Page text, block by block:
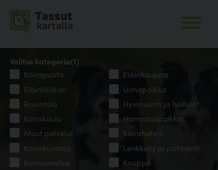
Valitse kategoria(t)
Koirapuisto
Eläinkauppa
Eläinlääkäri
Uimapaikka
Ravintola
Hyvinvointi ja hoitolat
Koirakoulu
Harrastuspaikka
Muut palvelut
Koirahotelli
Koirakuvaaja
Lenkkeily ja patikointi
Koirasovellus
Kauppa